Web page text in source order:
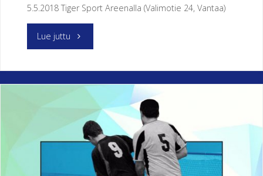
5.5.2018 Tiger Sport Areenalla (Valimotie 24, Vantaa)
Lue juttu"SM
2018
otteluohjelma
pelaajat"